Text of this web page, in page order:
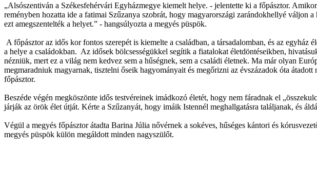
„Alsószentiván a Székesfehérvári Egyházmegye kiemelt helye. - jelentette ki a főpásztor.
reményben hozatta ide a fatimai Szűzanya szobrát, hogy magyarországi zarándokhellyé váljon
ezt amegszentelték a helyet.” - hangsúlyozta a megyés püspök.
A főpásztor az idős kor fontos szerepét is kiemelte a családban, a társadalomban, és az
a helye a családokban. Az idősek bölcsességükkel segítik a fiatalokat életdöntéseikben,
nézniük, mert ez a világ nem kedvez sem a hűségnek, sem a családi életnek. Ma már olyan
megmaradniuk magyarnak, tisztelni őseik hagyományait és megőrizni az évszázadok óta
főpásztor.
Beszéde végén megköszönte idős testvéreinek imádkozó életét, hogy nem fáradnak el
járják az örök élet útját. Kérte a Szűzanyát, hogy imáik Istennél meghallgatásra találjanak, és
Végül a megyés főpásztor átadta Barina Júlia nővérnek a sokéves, hűséges kántori és
megyés püspök külön megáldott minden nagyszülőt.